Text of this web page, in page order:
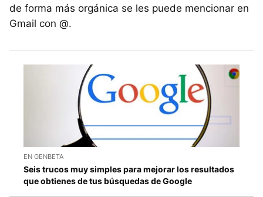
de forma más orgánica se les puede mencionar en
Gmail con @.
EN GENBETA
Seis trucos muy simples para mejorar los resultados
que obtienes de tus búsquedas de Google